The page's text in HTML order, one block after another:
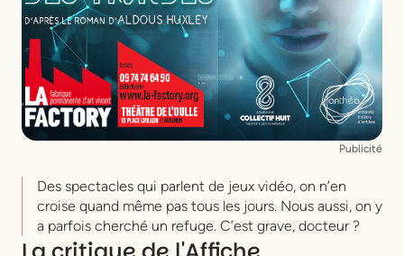
Publicité
Des spectacles qui parlent de jeux vidéo, on n’en
croise quand même pas tous les jours. Nous aussi, on y
a parfois cherché un refuge. C’est grave, docteur ?